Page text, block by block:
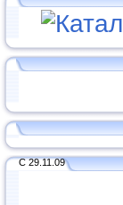
С 29.11.09